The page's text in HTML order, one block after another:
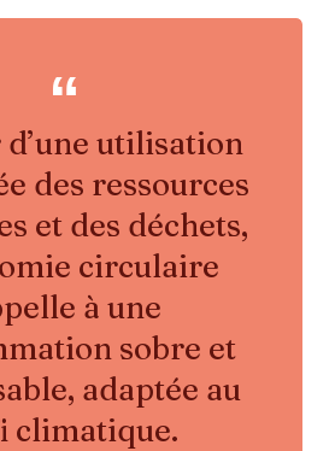
utilisation
des ressources
et des déchets,
circulaire
à une
sobre et
adaptée au
climatique.